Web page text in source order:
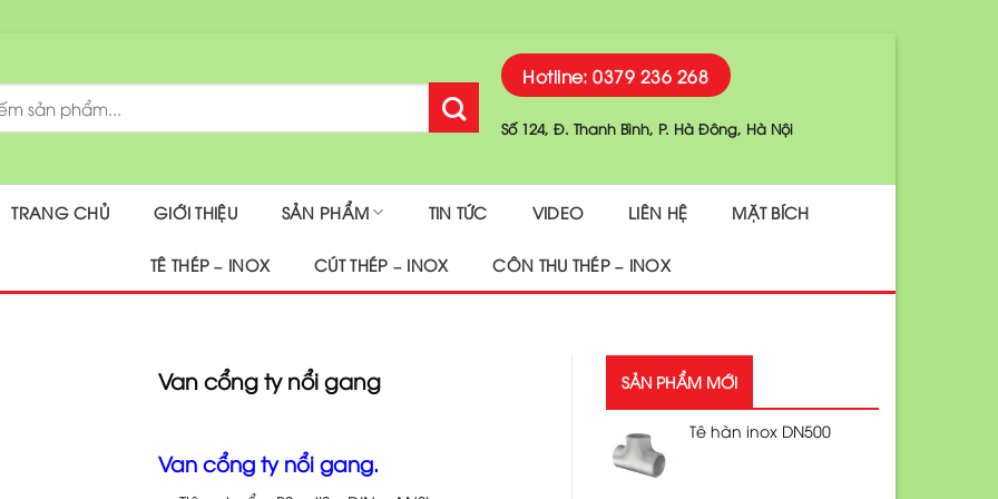
Hotline: 0379 236 268
Số 124, Đ. Thanh Bình, P. Hà Đông, Hà Nội
TRANG CHỦ GIỚI THIỆU SẢN PHẨM TIN TỨC VIDEO LIÊN HỆ MẶT BÍCH
TÊ THÉP – INOX CÚT THÉP – INOX CÔN THU THÉP – INOX
Van cổng ty nổi gang
Van cổng ty nổi gang.
SẢN PHẨM MỚI
Tê hàn inox DN500